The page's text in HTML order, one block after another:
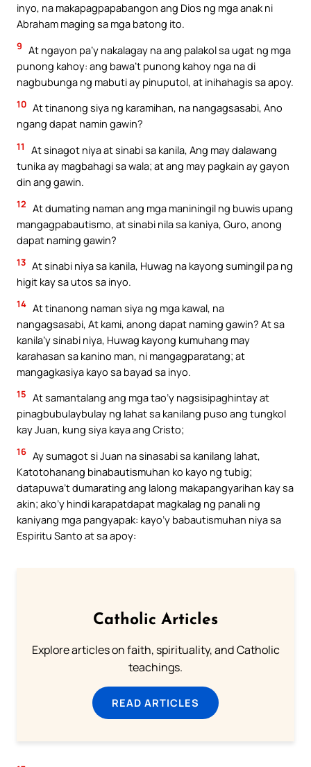
inyo, na makapagpapabangon ang Dios ng mga anak ni
Abraham maging sa mga batong ito.
9 At ngayon pa’y nakalagay na ang palakol sa ugat ng mga
punong kahoy: ang bawa’t punong kahoy nga na di
nagbubunga ng mabuti ay pinuputol, at inihahagis sa apoy.
10 At tinanong siya ng karamihan, na nangagsasabi, Ano
ngang dapat namin gawin?
11
At sinagot niya at sinabi sa kanila, Ang may dalawang
tunika ay magbahagi sa wala; at ang may pagkain ay gayon
din ang gawin.
12 At dumating naman ang mga maniningil ng buwis upang
mangagpabautismo, at sinabi nila sa kaniya, Guro, anong
dapat naming gawin?
13 At sinabi niya sa kanila, Huwag na kayong sumingil pa ng
higit kay sa utos sa inyo.
14 At tinanong naman siya ng mga kawal, na
nangagsasabi, At kami, anong dapat naming gawin? At sa
kanila’y sinabi niya, Huwag kayong kumuhang may
karahasan sa kanino man, ni mangagparatang; at
mangagkasiya kayo sa bayad sa inyo.
15 At samantalang ang mga tao’y nagsisipaghintay at
pinagbubulaybulay ng lahat sa kanilang puso ang tungkol
kay Juan, kung siya kaya ang Cristo;
16 Ay sumagot si Juan na sinasabi sa kanilang lahat,
Katotohanang binabautismuhan ko kayo ng tubig;
datapuwa’t dumarating ang lalong makapangyarihan kay sa
akin; ako’y hindi karapatdapat magkalag ng panali ng
kaniyang mga pangyapak: kayo’y babautismuhan niya sa
Espiritu Santo at sa apoy:
Catholic Articles
Explore articles on faith, spirituality, and Catholic
teachings.
READ ARTICLES